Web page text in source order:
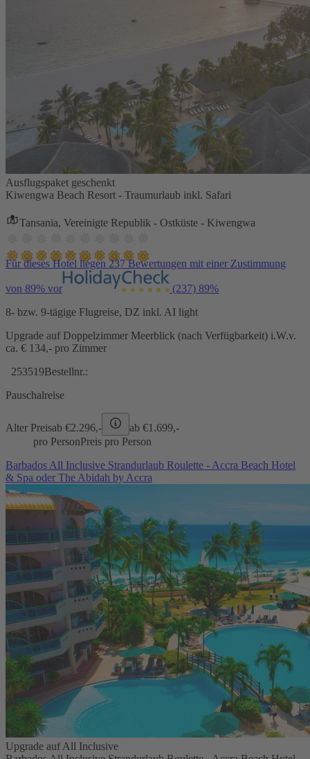
Ausflugspaket geschenkt
Kiwengwa Beach Resort - Traumurlaub inkl. Safari
Tansania, Vereinigte Republik - Ostküste - Kiwengwa
Für dieses Hotel liegen 237 Bewertungen mit einer Zustimmung
von 89% vor (237) 89%
8- bzw. 9-tägige Flugreise, DZ inkl. AI light
Upgrade auf Doppelzimmer Meerblick (nach Verfügbarkeit) i.W.v.
ca. € 134,- pro Zimmer
253519Bestellnr.:
Pauschalreise
Alter Preisab €2.296,- ab €1.699,-
pro PersonPreis pro Person
Barbados All Inclusive Strandurlaub Roulette - Accra Beach Hotel
& Spa oder The Abidah by Accra
Upgrade auf All Inclusive